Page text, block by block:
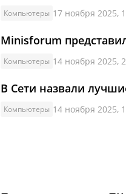
Компьютеры 17 ноября 2025,
Minisforum
Компьютеры 14 ноября 2025,
В Сети назвали
Компьютеры 14 ноября 2025,